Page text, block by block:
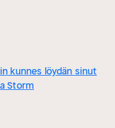
kunnes löydän sinut
Storm